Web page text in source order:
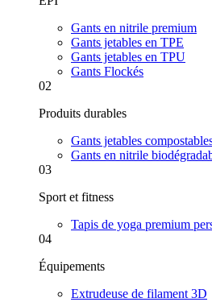
Gants en nitrile premium
Gants jetables en TPE
Gants jetables en TPU
Gants Flockés
02
Produits durables
Gants jetables
Gants en nitrile
03
Sport et fitness
Tapis de yoga premium
04
Équipements
Extrudeuse de filament 3D